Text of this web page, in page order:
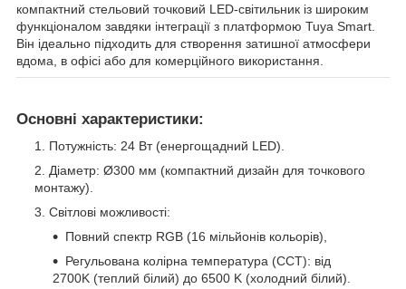
компактний стельовий точковий LED-світильник із широким
функціоналом завдяки інтеграції з платформою Tuya Smart.
Він ідеально підходить для створення затишної атмосфери
вдома, в офісі або для комерційного використання.
Основні характеристики:
Потужність: 24 Вт (енергощадний LED).
Діаметр: Ø300 мм (компактний дизайн для точкового
монтажу).
Світлові можливості:
Повний спектр RGB (16 мільйонів кольорів),
Регульована колірна температура (CCT): від
2700K (теплий білий) до 6500 K (холодний білий).